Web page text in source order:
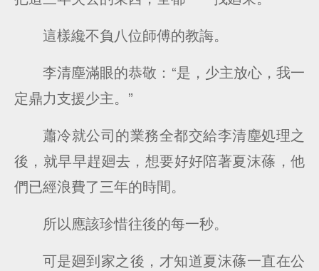
這樣纔不負八位師傅的教誨。
李清塵滿眼的恭敬：“是，少主放心，我一
定鼎力支援少主。”
蕭冷就公司的業務全都交給李清塵処理之
後，就早早趕廻去，想要好好陪著夏沫蓧，他
們已經浪費了三年的時間。
所以應該珍惜往後的每一秒。
可是廻到家之後，才知道夏沫蓧一直在公